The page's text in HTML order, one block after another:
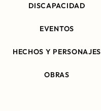
DISCAPACIDAD
EVENTOS
HECHOS Y PERSONAJES
OBRAS